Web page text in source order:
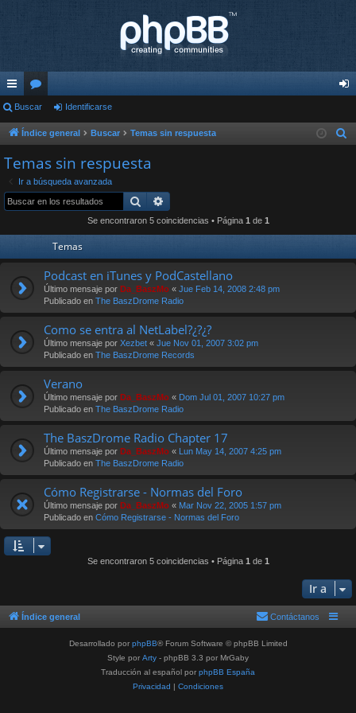
nl
ac
es
rá
pi
or
os nti
Buscar Identificarse
Índice general Buscar Temas sin respuesta
Temas sin respuesta
Ir a búsqueda avanzada
Buscar
Se encontraron 5 coincidencias • Página 1 de 1
Temas
Podcast en iTunes y PodCastellano
Último mensaje por Da_BaszMo « Jue Feb 14, 2008 2:48 pm
Publicado en The BaszDrome Radio
Como se entra al NetLabel?¿?¿?
Último mensaje por Xezbet « Jue Nov 01, 2007 3:02 pm
Publicado en The BaszDrome Records
Verano
Último mensaje por Da_BaszMo « Dom Jul 01, 2007 10:27 pm
Publicado en The BaszDrome Radio
The BaszDrome Radio Chapter 17
Último mensaje por Da_BaszMo « Lun May 14, 2007 4:25 pm
Publicado en The BaszDrome Radio
Cómo Registrarse - Normas del Foro
Último mensaje por Da_BaszMo « Mar Nov 22, 2005 1:57 pm
Publicado en Cómo Registrarse - Normas del Foro
Se encontraron 5 coincidencias • Página 1 de 1
Ir a
Índice general Contáctanos
Desarrollado por phpBB® Forum Software © phpBB Limited
Style por Arty - phpBB 3.3 por MrGaby
Traducción al español por phpBB España
Privacidad | Condiciones